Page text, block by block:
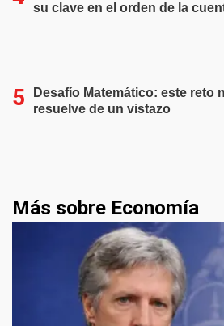
su clave en el orden de la
Desafío Matemático: este reto
resuelve de un vistazo
Más sobre Economía